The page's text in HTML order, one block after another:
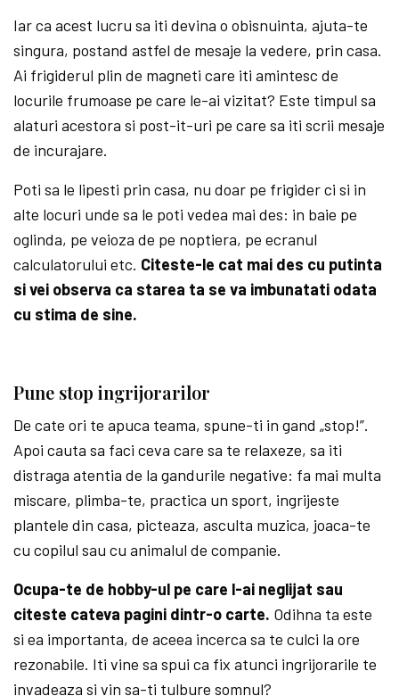
Iar ca acest lucru sa iti devina o obisnuinta, ajuta-te
singura, postand astfel de mesaje la vedere, prin casa.
Ai frigiderul plin de magneti care iti amintesc de
locurile frumoase pe care le-ai vizitat? Este timpul sa
alaturi acestora si post-it-uri pe care sa iti scrii mesaje
de incurajare.
Poti sa le lipesti prin casa, nu doar pe frigider ci si in
alte locuri unde sa le poti vedea mai des: in baie pe
oglinda, pe veioza de pe noptiera, pe ecranul
calculatorului etc. Citeste-le cat mai des cu putinta
si vei observa ca starea ta se va imbunatati odata
cu stima de sine.
Pune stop ingrijorarilor
De cate ori te apuca teama, spune-ti in gand „stop!”.
Apoi cauta sa faci ceva care sa te relaxeze, sa iti
distraga atentia de la gandurile negative: fa mai multa
miscare, plimba-te, practica un sport, ingrijeste
plantele din casa, picteaza, asculta muzica, joaca-te
cu copilul sau cu animalul de companie.
Ocupa-te de hobby-ul pe care l-ai neglijat sau
citeste cateva pagini dintr-o carte. Odihna ta este
si ea importanta, de aceea incerca sa te culci la ore
rezonabile. Iti vine sa spui ca fix atunci ingrijorarile te
invadeaza si vin sa-ti tulbure somnul?